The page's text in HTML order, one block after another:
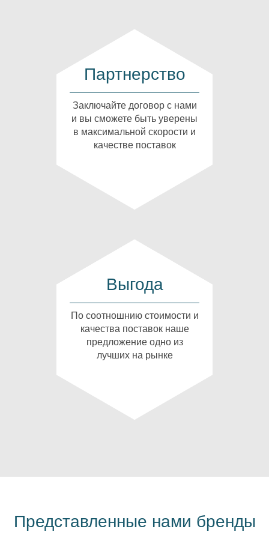
Партнерство
Заключайте договор с нами
и вы сможете быть уверены
в максимальной скорости и
качестве поставок
Выгода
По соотношнию стоимости и
качества поставок наше
предложение одно из
лучших на рынке
Представленные нами бренды